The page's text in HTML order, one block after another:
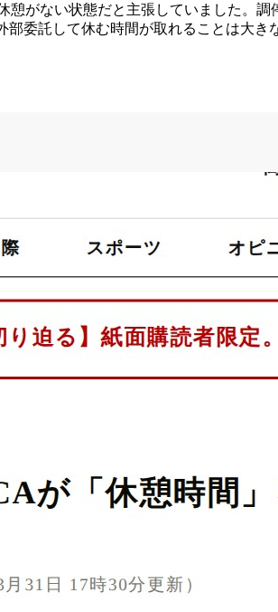
がない状態だと主張していました。
委託して休む時間が取れることは大き